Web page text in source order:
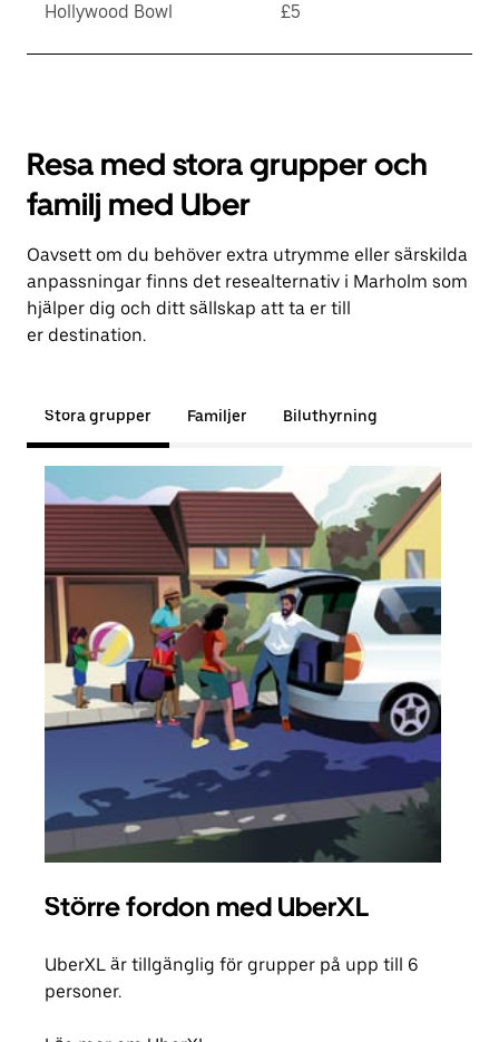
Hollywood Bowl £5
Resa med stora grupper och
familj med Uber
Oavsett om du behöver extra utrymme eller särskilda
anpassningar finns det resealternativ i Marholm som
hjälper dig och ditt sällskap att ta er till
er destination.
Stora grupper Familjer Biluthyrning
Större fordon med UberXL
UberXL är tillgänglig för grupper på upp till 6
personer.